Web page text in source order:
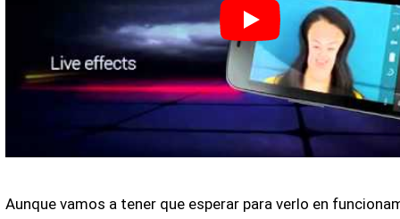
Aunque vamos a tener que esperar para verlo en